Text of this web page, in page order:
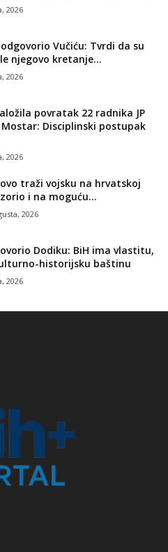
2026
Vučiću: Tvrdi da su
njegovo kretanje...
2026
povratak 22 radnika JP
Disciplinski postupak
2026
traži vojsku na hrvatskoj
i na moguću...
2026
Dodiku: BiH ima vlastitu,
historijsku baštinu
2026